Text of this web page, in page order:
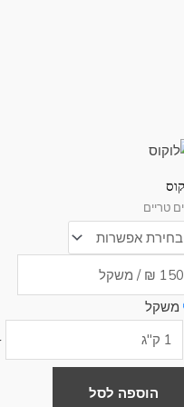
טריים
משקל
הוספה לסל